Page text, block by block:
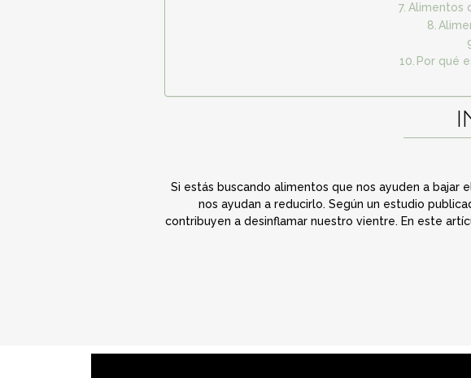
Alimentos
Por qué
Si estás buscando alimentos que nos ayuden a
nos ayudan a reducirlo. Según un estudio
contribuyen a desinflamar nuestro vientre. En este